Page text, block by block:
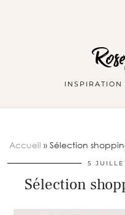
INSPIRATION
Accueil » Sélection
5
Sélection